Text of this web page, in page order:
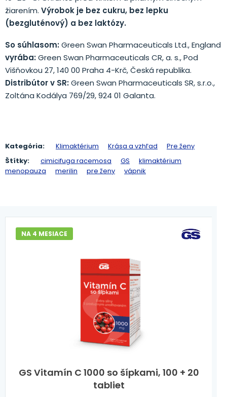
žiarením. Výrobok je bez cukru, bez lepku
(bezgluténový) a bez laktózy.
So súhlasom:Green Swan Pharmaceuticals Ltd., England
vyrába:Green Swan Pharmaceuticals CR, a. s., Pod
Višňovkou 27, 140 00 Praha 4-Krč, Česká republika.
Distribútor v SR:Green Swan Pharmaceuticals SR, s.r.o.,
Zoltána Kodálya 769/29, 924 01 Galanta.
Kategória: Klimaktérium Krása a vzhľad
Pre ženy
Štítky:
cimicifuga racemosa GS
klimaktérium
menopauza
merilin pre ženy vápnik
GS Vitamín C 1000 so šípkami, 100 + 20
tabliet
NA 4 MESIACE